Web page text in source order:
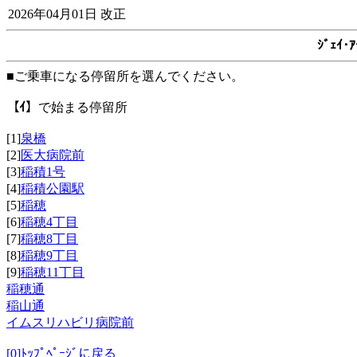
2026年04月01日 改正
ｼﾞｪｲ･
■ご乗車になる停留所を選んでください。
【ｲ】 で始まる停留所
[1]泉橋
[2]医大病院前
[3]稲積1号
[4]稲積公園駅
[5]稲穂
[6]稲穂4丁目
[7]稲穂8丁目
[8]稲穂9丁目
[9]稲穂11丁目
稲穂通
稲山通
イムスリハビリ病院前
[0]ﾄｯﾌﾟﾍﾟｰｼﾞに戻る